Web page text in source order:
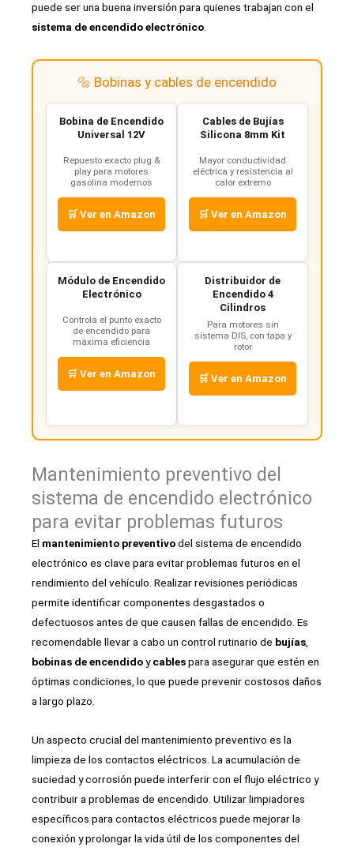
puede ser una buena inversión para quienes trabajan con el
sistema de encendido electrónico.
🔩 Bobinas y cables de encendido
Bobina de Encendido
Universal 12V
Repuesto exacto plug &
play para motores
gasolina modernos
🛒 Ver en Amazon
Cables de Bujías
Silicona 8mm Kit
Mayor conductividad
eléctrica y resistencia al
calor extremo
🛒 Ver en Amazon
Módulo de Encendido
Electrónico
Controla el punto exacto
de encendido para
máxima eficiencia
🛒 Ver en Amazon
Distribuidor de
Encendido 4
Cilindros
Para motores sin
sistema DIS, con tapa y
rotor
🛒 Ver en Amazon
Mantenimiento preventivo del
sistema de encendido electrónico
para evitar problemas futuros
El mantenimiento preventivodel sistema de encendido
electrónico es clave para evitar problemas futuros en el
rendimiento del vehículo. Realizar revisiones periódicas
permite identificar componentes desgastados o
defectuosos antes de que causen fallas de encendido. Es
recomendable llevar a cabo un control rutinario de bujías,
bobinas de encendidoycablespara asegurar que estén en
óptimas condiciones, lo que puede prevenir costosos daños
a largo plazo.
Un aspecto crucial del mantenimiento preventivo es la
limpieza de los contactos eléctricos. La acumulación de
suciedad y corrosión puede interferir con el flujo eléctrico y
contribuir a problemas de encendido. Utilizar limpiadores
específicos para contactos eléctricos puede mejorar la
conexión y prolongar la vida útil de los componentes del